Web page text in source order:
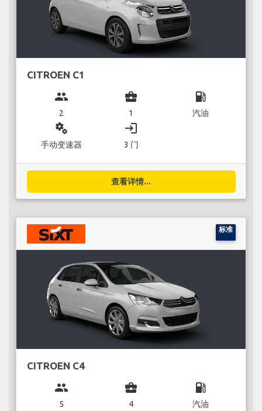
CITROEN C1
group
2
business_center
1
local_gas_station
汽油
miscellaneous_services
手动变速器
login
3 门
查看详情...
标准
CITROEN C4
group
5
business_center
4
local_gas_station
汽油